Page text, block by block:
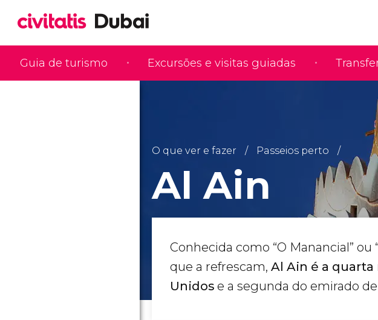
Guia de turismo Excursões e visitas guiadas
O que ver e fazer Passeios perto
Al Ain
Conhecida como “O Manancial” ou
que a refrescam, Al Ain é a
Unidos e a segunda do emirado